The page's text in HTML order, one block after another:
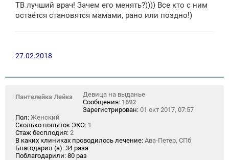
ТВ лучший врач! Зачем его менять?)))) Все кто с ним
остаётся становятся мамами, рано или поздно!)
27.02.2018
Пантелейка Лейка
Девица на выданье
Сообщения: 1692
Зарегистрирован: 01 окт 2017, 07:57
Пол: Женский
Сколько попыток ЭКО: 1
Стаж бесплодия: 2
В каких клиниках проводилось лечение: Ава-Петер, СПб
Благодарил (а): 34 раза
Поблагодарили: 80 раз